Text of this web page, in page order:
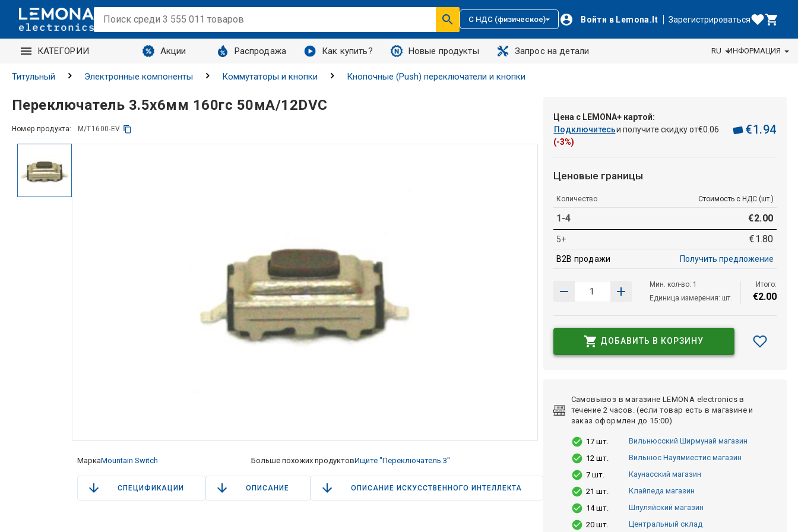
С НДС (физическое) Войти в Lemona.lt Зарегистрироваться
КАТЕГОРИИ Акции Распродажа Как купить? Новые продукты Запрос на детали RU ИНФОРМАЦИЯ
Титульный Электронные компоненты Коммутаторы и кнопки Кнопочные (Push) переключатели и кнопки
Переключатель 3.5х6мм 160гс 50мА/12DVC
Номер продукта: M/T1600-EV
МаркаMountain Switch Больше похожих продуктовИщите "Переключатель 3"
СПЕЦИФИКАЦИИ ОПИСАНИЕ ОПИСАНИЕ ИСКУССТВЕННОГО ИНТЕЛЛЕКТА
Цена с LEMONA+ картой:
Подключитесьи получите скидку от€0 06
(-3%)
€1.94
Ценовые границы
Количество Стоимость с НДС (шт.)
1-4 €2.00
5+ €1.80
B2B продажи Получить предложение
Мин. кол-во: 1
Единица измерения: шт.
Итого:
€2.00
ДОБАВИТЬ В КОРЗИНУ
Самовывоз в магазине LEMONA electronics в
течение 2 часов. (если товар есть в магазине и
заказ оформлен до 15:00)
17 шт.
Вильнюсский Ширмунай магазин
12 шт.
Вильнюс Науямиестис магазин
7 шт.
Каунасский магазин
21 шт.
Клайпеда магазин
14 шт.
Шяуляйский магазин
20 шт.
Центральный склад